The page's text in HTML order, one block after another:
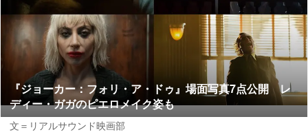
『ジョーカー：フォリ・ア・ドゥ』場面写真7点公開 レ
ディー・ガガのピエロメイク姿も
文＝リアルサウンド映画部